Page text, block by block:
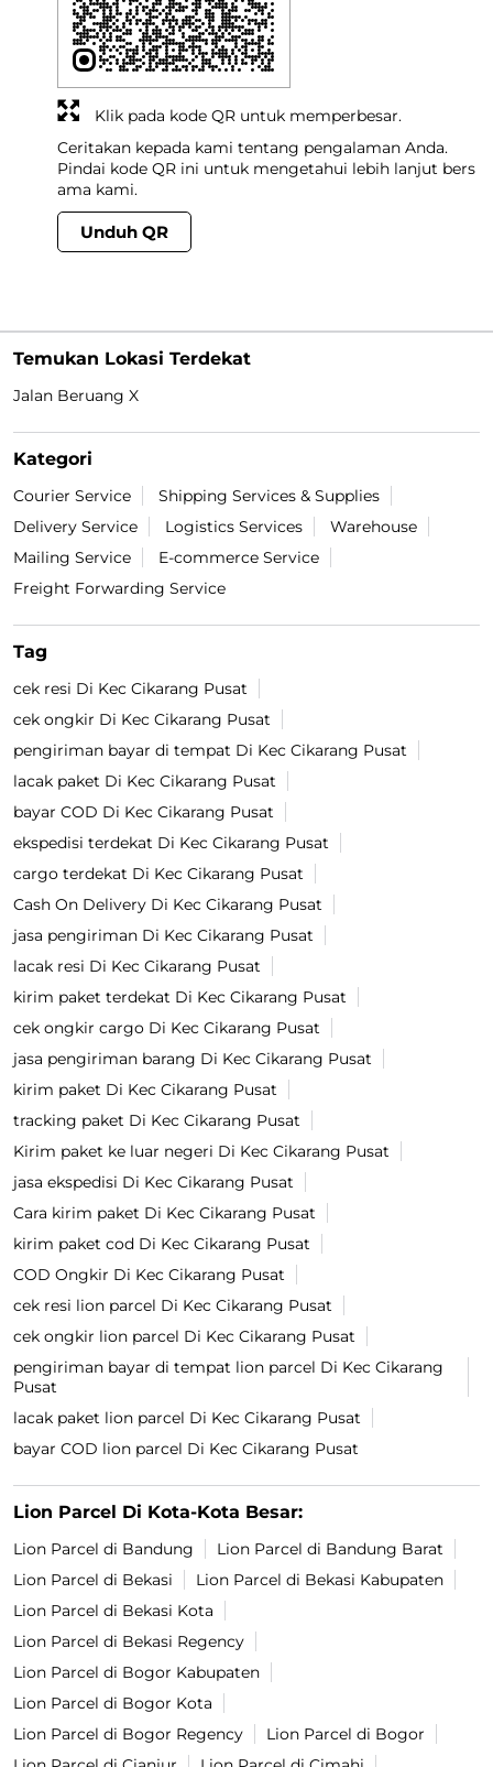
Ceritakan kepada kami tentang pengalaman Anda.
Pindai kode QR ini untuk mengetahui lebih lanjut bers
ama kami.
Unduh QR
Klik pada kode QR untuk memperbesar.
Temukan Lokasi Terdekat
Jalan Beruang X
Kategori
Courier Service
Shipping Services & Supplies
Delivery Service
Logistics Services
Warehouse
Mailing Service
E-commerce Service
Freight Forwarding Service
Tag
cek resi Di Kec Cikarang Pusat
cek ongkir Di Kec Cikarang Pusat
pengiriman bayar di tempat Di Kec Cikarang Pusat
lacak paket Di Kec Cikarang Pusat
bayar COD Di Kec Cikarang Pusat
ekspedisi terdekat Di Kec Cikarang Pusat
cargo terdekat Di Kec Cikarang Pusat
Cash On Delivery Di Kec Cikarang Pusat
jasa pengiriman Di Kec Cikarang Pusat
lacak resi Di Kec Cikarang Pusat
kirim paket terdekat Di Kec Cikarang Pusat
cek ongkir cargo Di Kec Cikarang Pusat
jasa pengiriman barang Di Kec Cikarang Pusat
kirim paket Di Kec Cikarang Pusat
tracking paket Di Kec Cikarang Pusat
Kirim paket ke luar negeri Di Kec Cikarang Pusat
jasa ekspedisi Di Kec Cikarang Pusat
Cara kirim paket Di Kec Cikarang Pusat
kirim paket cod Di Kec Cikarang Pusat
COD Ongkir Di Kec Cikarang Pusat
cek resi lion parcel Di Kec Cikarang Pusat
cek ongkir lion parcel Di Kec Cikarang Pusat
pengiriman bayar di tempat lion parcel Di Kec Cikarang
Pusat
lacak paket lion parcel Di Kec Cikarang Pusat
bayar COD lion parcel Di Kec Cikarang Pusat
Lion Parcel Di Kota-Kota Besar:
Lion Parcel di Bandung
Lion Parcel di Bandung Barat
Lion Parcel di Bekasi
Lion Parcel di Bekasi Kabupaten
Lion Parcel di Bekasi Kota
Lion Parcel di Bekasi Regency
Lion Parcel di Bogor Kabupaten
Lion Parcel di Bogor Kota
Lion Parcel di Bogor Regency
Lion Parcel di Bogor